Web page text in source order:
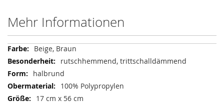
Mehr Informationen
Mehr
Informationen
Beige, Braun
rutschhemmend, trittschalldämmend
halbrund
100% Polypropylen
17 cm x 56 cm